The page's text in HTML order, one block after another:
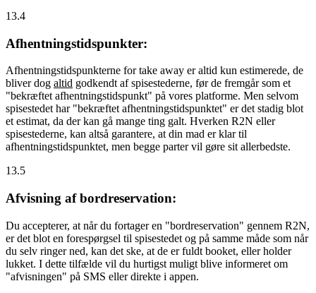
13.4
Afhentningstidspunkter:
Afhentningstidspunkterne for take away er altid kun estimerede, de
bliver dog altid godkendt af spisestederne, før de fremgår som et
"bekræftet afhentningstidspunkt" på vores platforme. Men selvom
spisestedet har "bekræftet afhentningstidspunktet" er det stadig blot
et estimat, da der kan gå mange ting galt. Hverken R2N eller
spisestederne, kan altså garantere, at din mad er klar til
afhentningstidspunktet, men begge parter vil gøre sit allerbedste.
13.5
Afvisning af bordreservation:
Du accepterer, at når du fortager en "bordreservation" gennem R2N,
er det blot en forespørgsel til spisestedet og på samme måde som når
du selv ringer ned, kan det ske, at de er fuldt booket, eller holder
lukket. I dette tilfælde vil du hurtigst muligt blive informeret om
"afvisningen" på SMS eller direkte i appen.